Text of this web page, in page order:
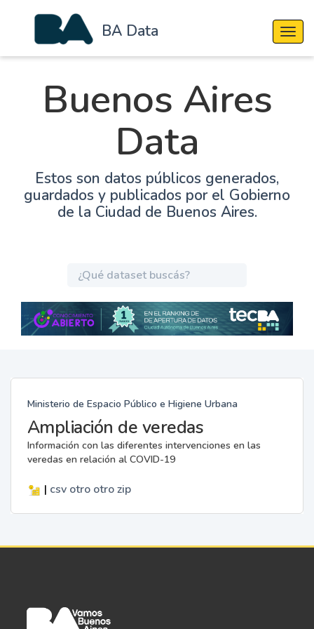
BA Data
Buenos Aires
Data
Estos son datos públicos generados,
guardados y publicados por el Gobierno
de la Ciudad de Buenos Aires.
Ministerio de Espacio Público e Higiene Urbana
Ampliación de veredas
Información con las diferentes intervenciones en las
veredas en relación al COVID-19
| csv otro otro zip